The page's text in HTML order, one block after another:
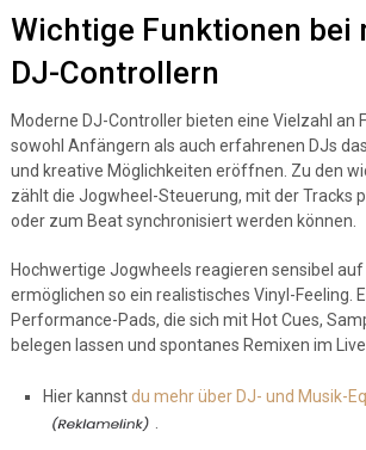
Wichtige Funktionen bei
DJ-Controllern
Moderne DJ-Controller bieten eine Vielzahl an
sowohl Anfängern als auch erfahrenen DJs
und kreative Möglichkeiten eröffnen. Zu den
zählt die Jogwheel-Steuerung, mit der Tracks
oder zum Beat synchronisiert werden können.
Hochwertige Jogwheels reagieren sensibel
ermöglichen so ein realistisches Vinyl-Feeling.
Performance-Pads, die sich mit Hot Cues,
belegen lassen und spontanes Remixen im
Hier kannstdu mehr über DJ- und Musik-